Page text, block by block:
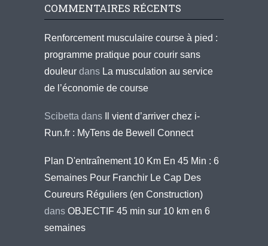
COMMENTAIRES RÉCENTS
Renforcement musculaire course à pied :
programme pratique pour courir sans
douleur dans La musculation au service
de l’économie de course
Scibetta dans
Il vient d’arriver chez i-
Run.fr : MyTens de Bewell Connect
Plan D'entraînement 10 Km En 45 Min : 6
Semaines Pour Franchir Le Cap Des
Coureurs Réguliers (en Construction)
dans OBJECTIF 45 min sur 10 km en 6
semaines